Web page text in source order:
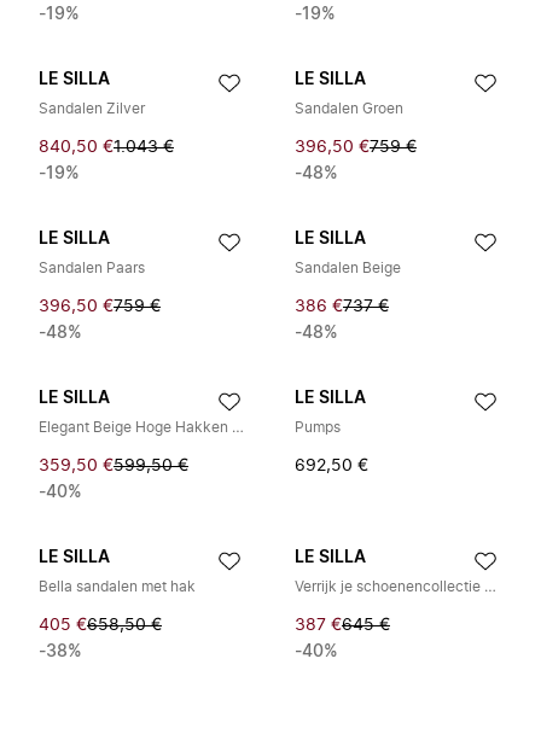
-19%
-19%
LE SILLA
Sandalen Zilver
840,50 €1.043 €
-19%
LE SILLA
Sandalen Groen
396,50 €759 €
-48%
LE SILLA
Sandalen Paars
396,50 €759 €
-48%
LE SILLA
Sandalen Beige
386 €737 €
-48%
LE SILLA
Elegant Beige Hoge Hakken Pumps
359,50 €599,50 €
-40%
LE SILLA
Pumps
692,50 €
LE SILLA
Bella sandalen met hak
405 €658,50 €
-38%
LE SILLA
Verrijk je schoenencollectie met hoge hak sandalen
387 €645 €
-40%